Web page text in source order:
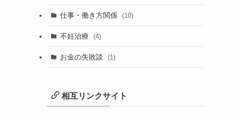
仕事・働き方関係 (10)
不妊治療 (4)
お金の失敗談 (1)
相互リンクサイト